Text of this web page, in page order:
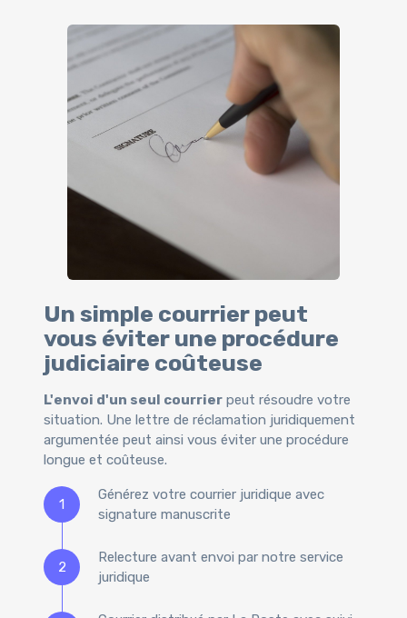
Un simple courrier peut
vous éviter une procédure
judiciaire coûteuse
L'envoi d'un seul courrier peut résoudre votre
situation. Une lettre de réclamation juridiquement
argumentée peut ainsi vous éviter une procédure
longue et coûteuse.
1
Générez votre courrier juridique avec
signature manuscrite
2
Relecture avant envoi par notre service
juridique